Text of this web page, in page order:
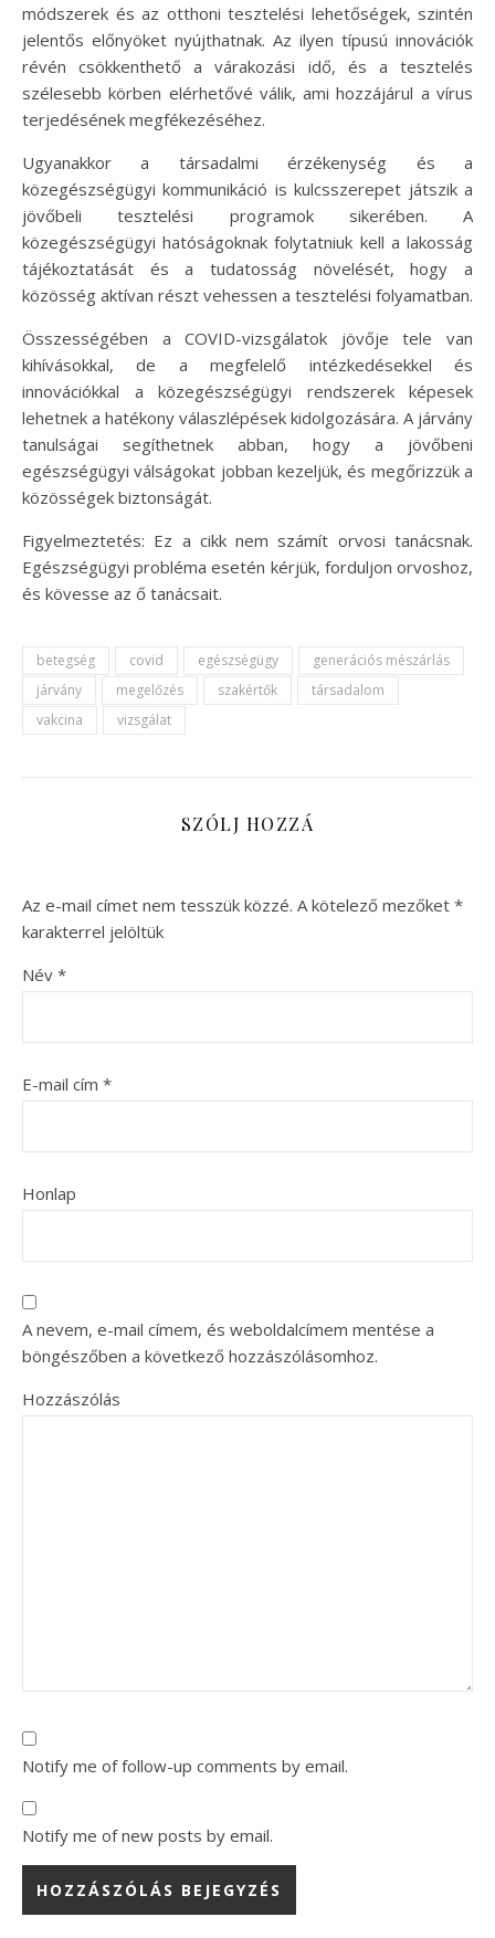
módszerek és az otthoni tesztelési lehetőségek, szintén
jelentős előnyöket nyújthatnak. Az ilyen típusú innovációk
révén csökkenthető a várakozási idő, és a tesztelés
szélesebb körben elérhetővé válik, ami hozzájárul a vírus
terjedésének megfékezéséhez.
Ugyanakkor a társadalmi érzékenység és a
közegészségügyi kommunikáció is kulcsszerepet játszik a
jövőbeli tesztelési programok sikerében. A
közegészségügyi hatóságoknak folytatniuk kell a lakosság
tájékoztatását és a tudatosság növelését, hogy a
közösség aktívan részt vehessen a tesztelési folyamatban.
Összességében a COVID-vizsgálatok jövője tele van
kihívásokkal, de a megfelelő intézkedésekkel és
innovációkkal a közegészségügyi rendszerek képesek
lehetnek a hatékony válaszlépések kidolgozására. A járvány
tanulságai segíthetnek abban, hogy a jövőbeni
egészségügyi válságokat jobban kezeljük, és megőrizzük a
közösségek biztonságát.
Figyelmeztetés: Ez a cikk nem számít orvosi tanácsnak.
Egészségügyi probléma esetén kérjük, forduljon orvoshoz,
és kövesse az ő tanácsait.
betegség covid egészségügy
generációs mészárlás
járvány
megelőzés szakértők
társadalom
vakcina
vizsgálat
SZÓLJ HOZZÁ
Az e-mail címet nem tesszük közzé. A kötelező mezőket *
karakterrel jelöltük
Név *
E-mail cím *
Honlap
A nevem, e-mail címem, és weboldalcímem mentése a
böngészőben a következő hozzászólásomhoz.
Hozzászólás
Notify me of follow-up comments by email.
Notify me of new posts by email.